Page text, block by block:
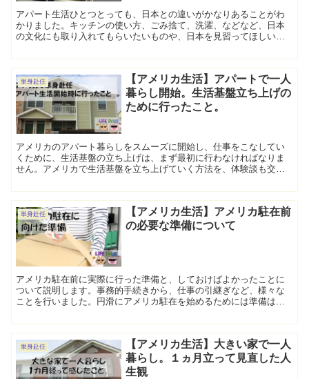
アパート生活ひとつとっても、日本との違いがかなりあることがわ
かりました。キッチンの使い方、ごみ捨て、洗濯、などなど、日本
の文化にも取り入れてもらいたいものや、日本を見習ってほしいも
単身赴任
【アメリカ生活】アパートで一人
暮らし開始。生活基盤立ち上げの
ために行ったこと。
アメリカのアパート暮らしをスムーズに開始し、仕事をこなしてい
くために、生活基盤の立ち上げは、まず最初に行わなければなりま
せん。アメリカで生活基盤を立ち上げていく方法を、体験談も交え
単身赴任
【アメリカ生活】アメリカ駐在前
の必要な準備について
アメリカ駐在前に実際に行った準備と、しておけばよかったことに
ついて説明します。事務的手続きから、仕事の引継ぎなど、様々な
ことを行いました。円滑にアメリカ駐在を始めるためには準備はし
単身赴任
【アメリカ生活】大きい家で一人
暮らし。１ヵ月立って見直した人
生観